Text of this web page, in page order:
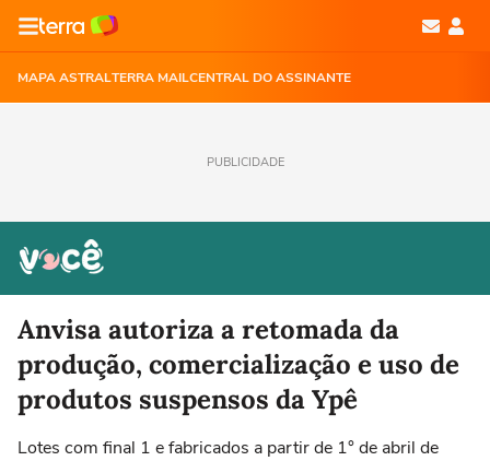
MAPA ASTRALTERRA MAILCENTRAL DO ASSINANTE
PUBLICIDADE
Anvisa autoriza a retomada da
produção, comercialização e uso de
produtos suspensos da Ypê
Lotes com final 1 e fabricados a partir de 1° de abril de